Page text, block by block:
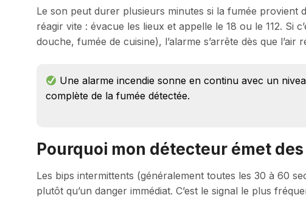
Le son peut durer plusieurs minutes si la fumée provient
réagir vite : évacue les lieux et appelle le 18 ou le 112. Si
douche, fumée de cuisine), l’alarme s’arrête dès que l’air
Une alarme incendie sonne en continu avec un
complète de la fumée détectée.
Pourquoi mon détecteur émet
Les bips intermittents (généralement toutes les 30 à 60
plutôt qu’un danger immédiat. C’est le signal le plus